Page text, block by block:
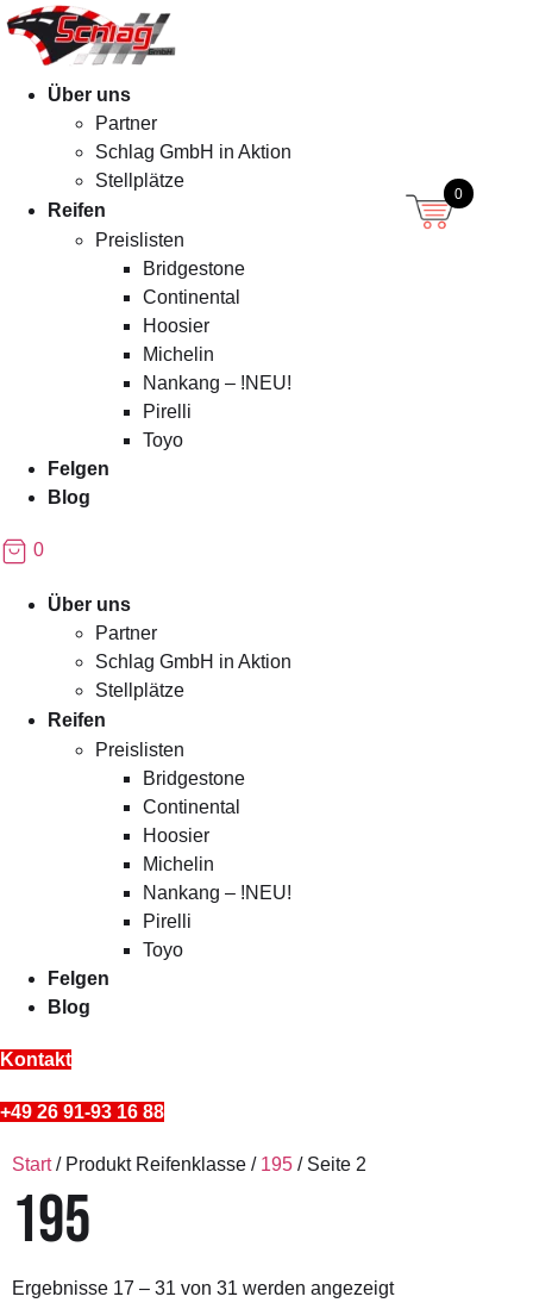
Menü Über uns
Partner
Schlag GmbH in Aktion
Stellplätze
Reifen
Preislisten
Bridgestone
Continental
Hoosier
Michelin
Nankang – !NEU!
Pirelli
Toyo
Felgen
Blog
0
Menü Über uns
Partner
Schlag GmbH in Aktion
Stellplätze
Reifen
Preislisten
Bridgestone
Continental
Hoosier
Michelin
Nankang – !NEU!
Pirelli
Toyo
Felgen
Blog
Kontakt
+49 26 91-93 16 88
Start/ Produkt Reifenklasse / 195 / Seite 2
195
Ergebnisse 17 – 31 von 31 werden angezeigt
0